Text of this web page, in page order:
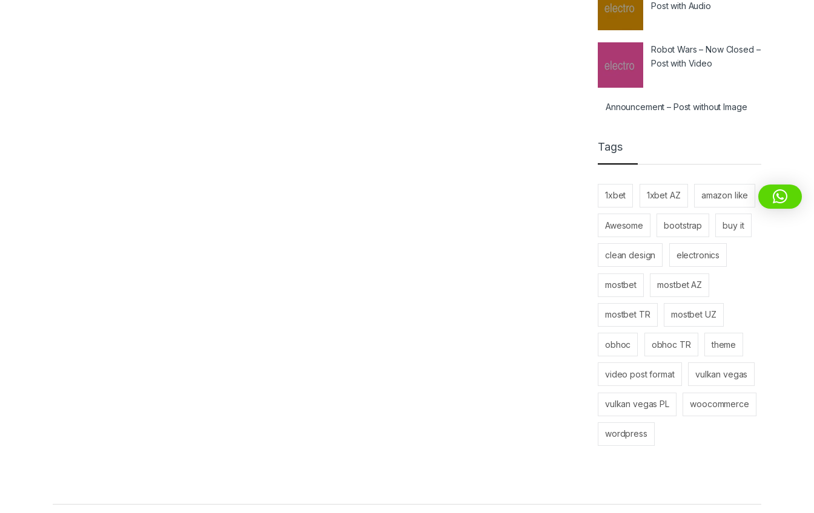
Post with Audio
Robot Wars – Now Closed –
Post with Video
Announcement – Post without Image
Tags
1xbet 1xbet AZ amazon like
Awesome bootstrap buy it
clean design electronics
mostbet mostbet AZ
mostbet TR mostbet UZ
obhoc obhoc TR theme
video post format vulkan vegas
vulkan vegas PL woocommerce
wordpress